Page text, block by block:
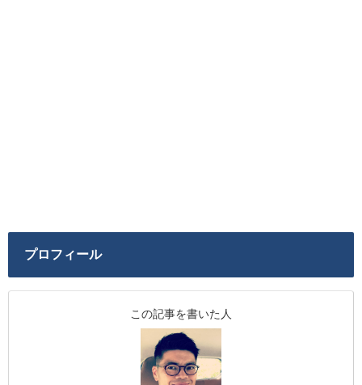
プロフィール
この記事を書いた人